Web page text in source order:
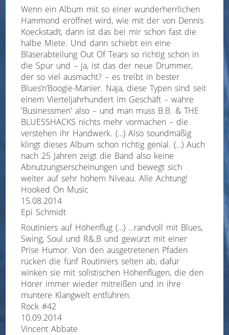
Wenn ein Album mit so einer wunderherrlichen
Hammond eröffnet wird, wie mit der von Dennis
Koeckstadt, dann ist das bei mir schon fast die
halbe Miete. Und dann schiebt ein eine
Bläserabteilung Out Of Tears so richtig schön in
die Spur und – ja, ist das der neue Drummer,
der so viel ausmacht? – es treibt in bester
Blues’n’Boogie-Manier. Naja, diese Typen sind seit
einem Vierteljahrhundert im Geschäft – wahre
'Businessmen' also – und man muss B.B. & THE
BLUESSHACKS nichts mehr vormachen – die
verstehen ihr Handwerk. (…) Also soundmäßig
klingt dieses Album schon richtig genial. (…) Auch
nach 25 Jahren zeigt die Band also keine
Abnutzungserscheinungen und bewegt sich
weiter auf sehr hohem Niveau. Alle Achtung!
Hooked On Music
15.08.2014
Epi Schmidt
Routiniers auf Höhenflug (…) …randvoll mit Blues,
Swing, Soul und R&.B und gewürzt mit einer
Prise Humor. Von den ausgetretenen Pfaden
rücken die fünf Routiniers selten ab, dafür
winken sie mit solistischen Höhenflügen, die den
Hörer immer wieder mitreißen und in ihre
muntere Klangwelt entführen.
Rock #42
10.09.2014
Vincent Abbate